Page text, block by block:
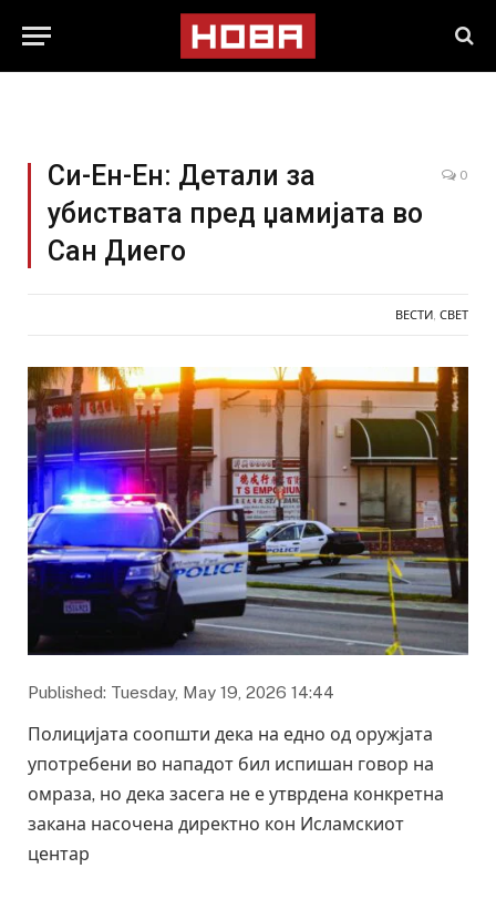
Си-Ен-Ен: Детали за
убиствата пред џамијата во
Сан Диего
0
ВЕСТИ СВЕТ
Published: Tuesday, May 19, 2026 14:44
Полицијата соопшти дека на едно од оружјата
употребени во нападот бил испишан говор на
омраза, но дека засега не е утврдена конкретна
закана насочена директно кон Исламскиот
центар